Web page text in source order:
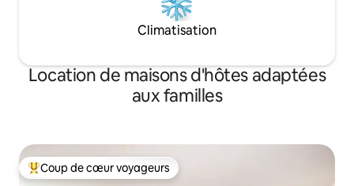
Climatisation
Location de maisons d'hôtes adaptées
aux familles
Coups de cœur voyageurs les plus appréciés
Coup de cœur voyageurs